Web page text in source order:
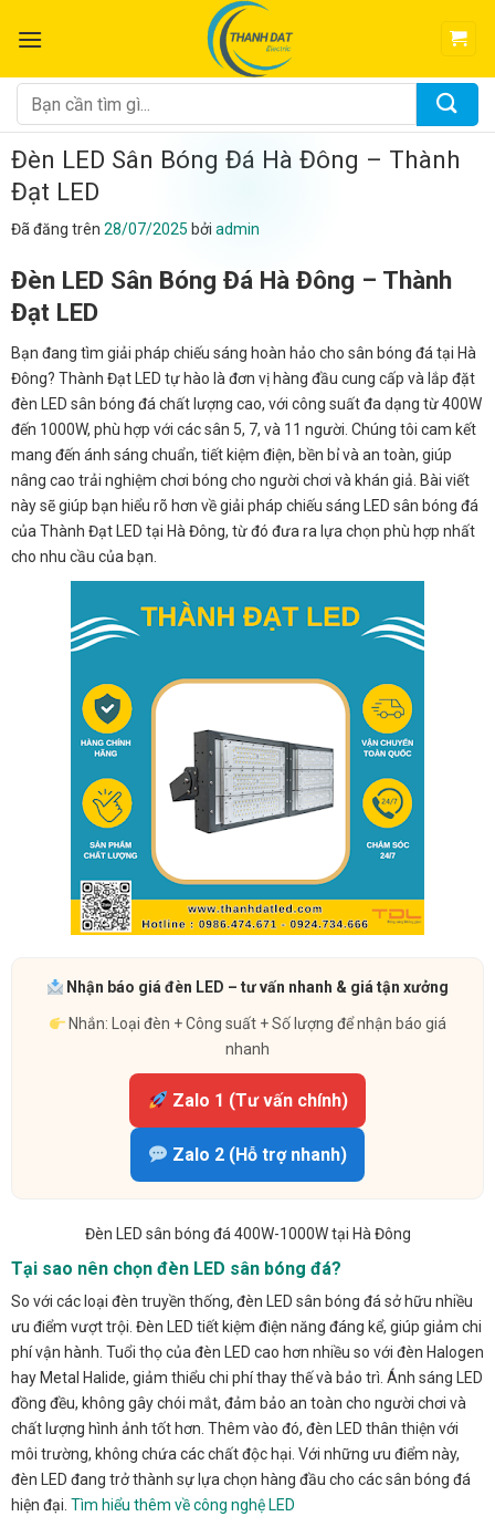
đến
dung
Tìm
kiếm:
Đèn LED Sân Bóng Đá Hà Đông – Thành
Đạt LED
Đã đăng trên 28/07/2025 bởi admin
Đèn LED Sân Bóng Đá Hà Đông – Thành
Đạt LED
Bạn đang tìm giải pháp chiếu sáng hoàn hảo cho sân bóng đá tại Hà
Đông? Thành Đạt LED tự hào là đơn vị hàng đầu cung cấp và lắp đặt
đèn LED sân bóng đá chất lượng cao, với công suất đa dạng từ 400W
đến 1000W, phù hợp với các sân 5, 7, và 11 người. Chúng tôi cam kết
mang đến ánh sáng chuẩn, tiết kiệm điện, bền bỉ và an toàn, giúp
nâng cao trải nghiệm chơi bóng cho người chơi và khán giả. Bài viết
này sẽ giúp bạn hiểu rõ hơn về giải pháp chiếu sáng LED sân bóng đá
của Thành Đạt LED tại Hà Đông, từ đó đưa ra lựa chọn phù hợp nhất
cho nhu cầu của bạn.
Nhận báo giá đèn LED – tư vấn nhanh & giá tận xưởng
Nhắn: Loại đèn + Công suất + Số lượng để nhận báo giá
nhanh
Zalo 1 (Tư vấn chính)
Zalo 2 (Hỗ trợ nhanh)
Đèn LED sân bóng đá 400W-1000W tại Hà Đông
Tại sao nên chọn đèn LED sân bóng đá?
So với các loại đèn truyền thống, đèn LED sân bóng đá sở hữu nhiều
ưu điểm vượt trội. Đèn LED tiết kiệm điện năng đáng kể, giúp giảm chi
phí vận hành. Tuổi thọ của đèn LED cao hơn nhiều so với đèn Halogen
hay Metal Halide, giảm thiểu chi phí thay thế và bảo trì. Ánh sáng LED
đồng đều, không gây chói mắt, đảm bảo an toàn cho người chơi và
chất lượng hình ảnh tốt hơn. Thêm vào đó, đèn LED thân thiện với
môi trường, không chứa các chất độc hại. Với những ưu điểm này,
đèn LED đang trở thành sự lựa chọn hàng đầu cho các sân bóng đá
hiện đại. Tìm hiểu thêm về công nghệ LED